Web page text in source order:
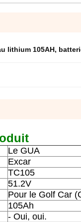
lithium 105AH,
Le GUA
Excar
TC105
51.2V
Pour le Golf Car
105Ah
- Oui, oui.